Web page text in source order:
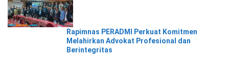
Rapimnas PERADMI Perkuat Komitmen
Melahirkan Advokat Profesional dan
Berintegritas